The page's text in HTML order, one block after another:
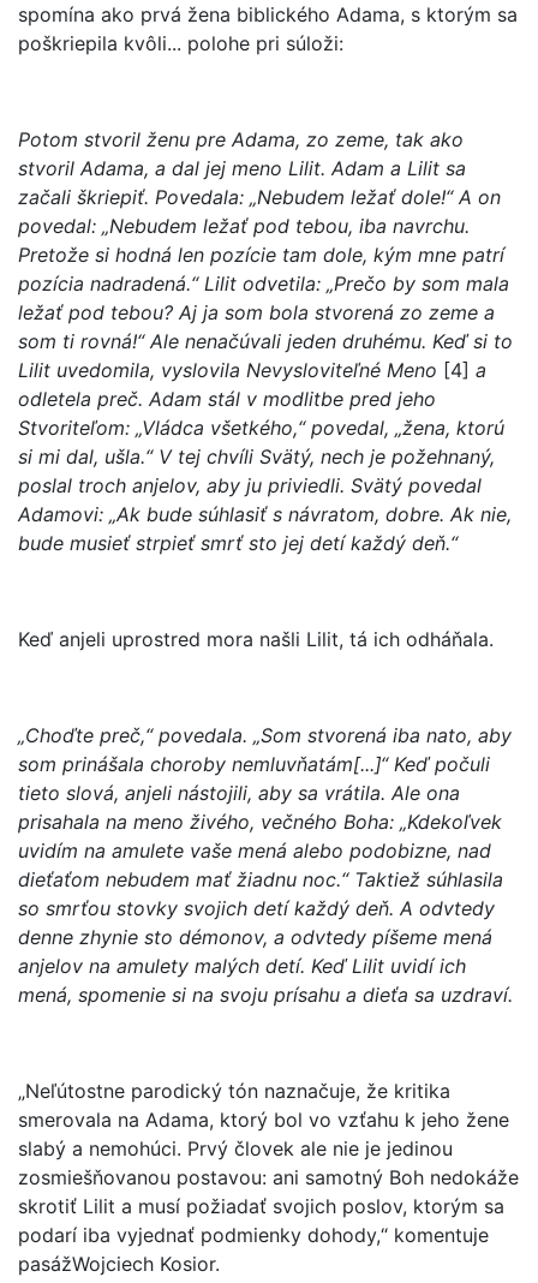
spomína ako prvá žena biblického Adama, s ktorým sa
poškriepila kvôli... polohe pri súloži:
Potom stvoril ženu pre Adama, zo zeme, tak ako
stvoril Adama, a dal jej meno Lilit. Adam a Lilit sa
začali škriepiť. Povedala: „Nebudem ležať dole!“ A on
povedal: „Nebudem ležať pod tebou, iba navrchu.
Pretože si hodná len pozície tam dole, kým mne patrí
pozícia nadradená.“ Lilit odvetila: „Prečo by som mala
ležať pod tebou? Aj ja som bola stvorená zo zeme a
som ti rovná!“ Ale nenačúvali jeden druhému. Keď si to
Lilit uvedomila, vyslovila Nevysloviteľné Meno [4] a
odletela preč. Adam stál v modlitbe pred jeho
Stvoriteľom: „Vládca všetkého,“ povedal, „žena, ktorú
si mi dal, ušla.“ V tej chvíli Svätý, nech je požehnaný,
poslal troch anjelov, aby ju priviedli. Svätý povedal
Adamovi: „Ak bude súhlasiť s návratom, dobre. Ak nie,
bude musieť strpieť smrť sto jej detí každý deň.“
Keď anjeli uprostred mora našli Lilit, tá ich odháňala.
„Choďte preč,“ povedala. „Som stvorená iba nato, aby
som prinášala choroby nemluvňatám[...]“ Keď počuli
tieto slová, anjeli nástojili, aby sa vrátila. Ale ona
prisahala na meno živého, večného Boha: „Kdekoľvek
uvidím na amulete vaše mená alebo podobizne, nad
dieťaťom nebudem mať žiadnu noc.“ Taktiež súhlasila
so smrťou stovky svojich detí každý deň. A odvtedy
denne zhynie sto démonov, a odvtedy píšeme mená
anjelov na amulety malých detí. Keď Lilit uvidí ich
mená, spomenie si na svoju prísahu a dieťa sa uzdraví.
„Neľútostne parodický tón naznačuje, že kritika
smerovala na Adama, ktorý bol vo vzťahu k jeho žene
slabý a nemohúci. Prvý človek ale nie je jedinou
zosmiešňovanou postavou: ani samotný Boh nedokáže
skrotiť Lilit a musí požiadať svojich poslov, ktorým sa
podarí iba vyjednať podmienky dohody,“ komentuje
pasážWojciech Kosior.